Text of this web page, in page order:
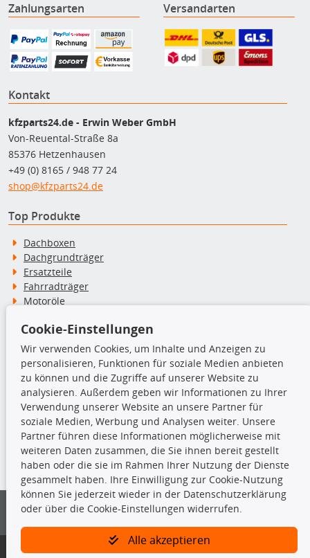
Zahlungsarten Versandarten
Kontakt
kfzparts24.de - Erwin Weber GmbH
Von-Reuental-Straße 8a
85376 Hetzenhausen
+49 (0) 8165 / 948 77 24
shop@kfzparts24.de
Top Produkte
Dachboxen
Dachgrundträger
Ersatzteile
Fahrradträger
Motoröle
Schneeketten
TecDoc Inside
Die hier angezeigten Daten insbesondere die gesamte Datenbank dürfen
nicht kopiert werden.
Es ist zu unterlassen, die Daten oder die gesamte Datenbank ohne
vorherige Zustimmung von TecDoc zu vervielfältigen, zu verbreiten
und/oder diese Handlungen durch Dritte ausführen zu lassen. Ein
Bitte prüfen Sie, ob das über unseren Onlineshop identifizierte Ersatzteil
Cookie-Einstellungen
Wir verwenden Cookies, um Inhalte und Anzeigen zu
personalisieren, Funktionen für soziale Medien anbieten
zu können und die Zugriffe auf unserer Website zu
analysieren. Außerdem geben wir Informationen zu Ihrer
Verwendung unserer Website an unsere Partner für
soziale Medien, Werbung und Analysen weiter. Unsere
Partner führen diese Informationen möglicherweise mit
weiteren Daten zusammen, die Sie ihnen bereit gestellt
haben oder die sie im Rahmen Ihrer Nutzung der Dienste
gesammelt haben. Ihre Einwilligung zur Cookie-Nutzung
können Sie jederzeit wieder in der Datenschutzerklärung
oder über die Cookie-Einstellungen widerrufen.
Alle akzeptieren